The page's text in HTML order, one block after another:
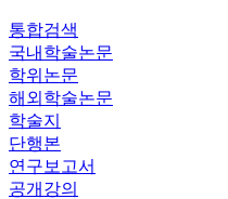
통합검색
국내학술논문
학위논문
해외학술논문
학술지
단행본
연구보고서
공개강의